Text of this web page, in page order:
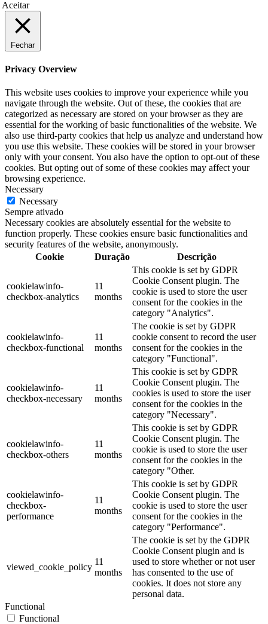
Aceitar
Fechar
Privacy Overview
This website uses cookies to improve your experience while you
navigate through the website. Out of these, the cookies that are
categorized as necessary are stored on your browser as they are
essential for the working of basic functionalities of the website. We
also use third-party cookies that help us analyze and understand how
you use this website. These cookies will be stored in your browser
only with your consent. You also have the option to opt-out of these
cookies. But opting out of some of these cookies may affect your
browsing experience.
Necessary
Necessary
Sempre ativado
Necessary cookies are absolutely essential for the website to
function properly. These cookies ensure basic functionalities and
security features of the website, anonymously.
Cookie
Duração Descrição
cookielawinfo-
checkbox-analytics
11
months
This cookie is set by GDPR
Cookie Consent plugin. The
cookie is used to store the user
consent for the cookies in the
category "Analytics".
cookielawinfo-
checkbox-functional
11
months
The cookie is set by GDPR
cookie consent to record the user
consent for the cookies in the
category "Functional".
cookielawinfo-
checkbox-necessary
11
months
This cookie is set by GDPR
Cookie Consent plugin. The
cookies is used to store the user
consent for the cookies in the
category "Necessary".
cookielawinfo-
checkbox-others
11
months
This cookie is set by GDPR
Cookie Consent plugin. The
cookie is used to store the user
consent for the cookies in the
category "Other.
cookielawinfo-
checkbox-
performance
11
months
This cookie is set by GDPR
Cookie Consent plugin. The
cookie is used to store the user
consent for the cookies in the
category "Performance".
viewed_cookie_policy
11
months
The cookie is set by the GDPR
Cookie Consent plugin and is
used to store whether or not user
has consented to the use of
cookies. It does not store any
personal data.
Functional
Functional